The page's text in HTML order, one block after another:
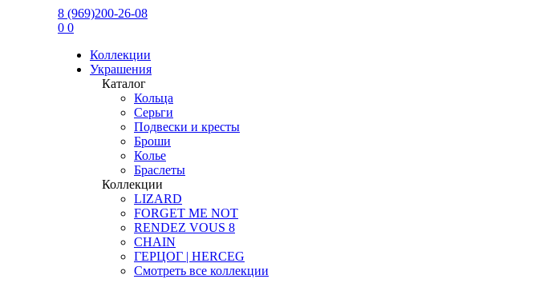
8 (969)200-26-08
0 0
Коллекции
Украшения
Каталог
Кольца
Серьги
Подвески и кресты
Броши
Колье
Браслеты
Коллекции
LIZARD
FORGET ME NOT
RENDEZ VOUS 8
CHAIN
ГЕРЦОГ | HERCEG
Смотреть все коллекции